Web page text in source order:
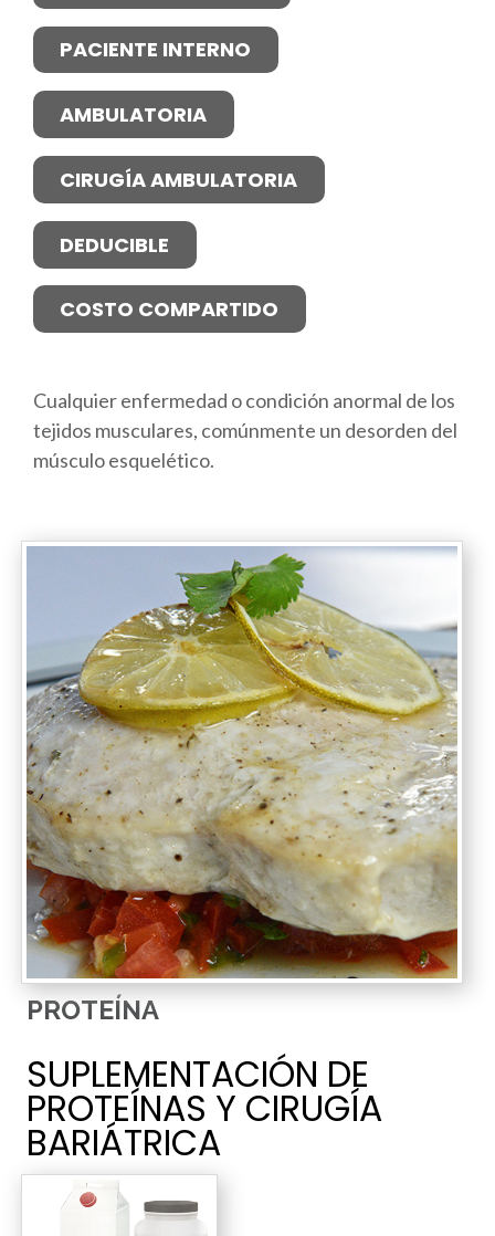
PACIENTE INTERNO
AMBULATORIA
CIRUGÍA AMBULATORIA
DEDUCIBLE
COSTO COMPARTIDO
Cualquier enfermedad o condición anormal de los
tejidos musculares, comúnmente un desorden del
músculo esquelético.
PROTEÍNA
SUPLEMENTACIÓN DE
PROTEÍNAS Y CIRUGÍA
BARIÁTRICA